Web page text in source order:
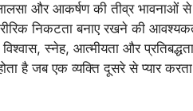
और आकर्षण की तीव्र भावनाओं से
निकटता बनाए रखने की
स्नेह, आत्मीयता और प्रतिबद्धता
है जब एक व्यक्ति दूसरे से प्यार